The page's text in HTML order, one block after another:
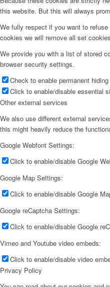
this website. But this will always
We fully respect if you want to
cookies we will remove all set
We provide you with a list of stored
browser security settings.
Check to enable permanent
Click to enable/disable essential
Other external services
We also use different external
this might heavily reduce the
Google Webfont Settings:
Click to enable/disable Google
Google Map Settings:
Click to enable/disable Google
Google reCaptcha Settings:
Click to enable/disable Google
Vimeo and Youtube video embeds:
Click to enable/disable video
Privacy Policy